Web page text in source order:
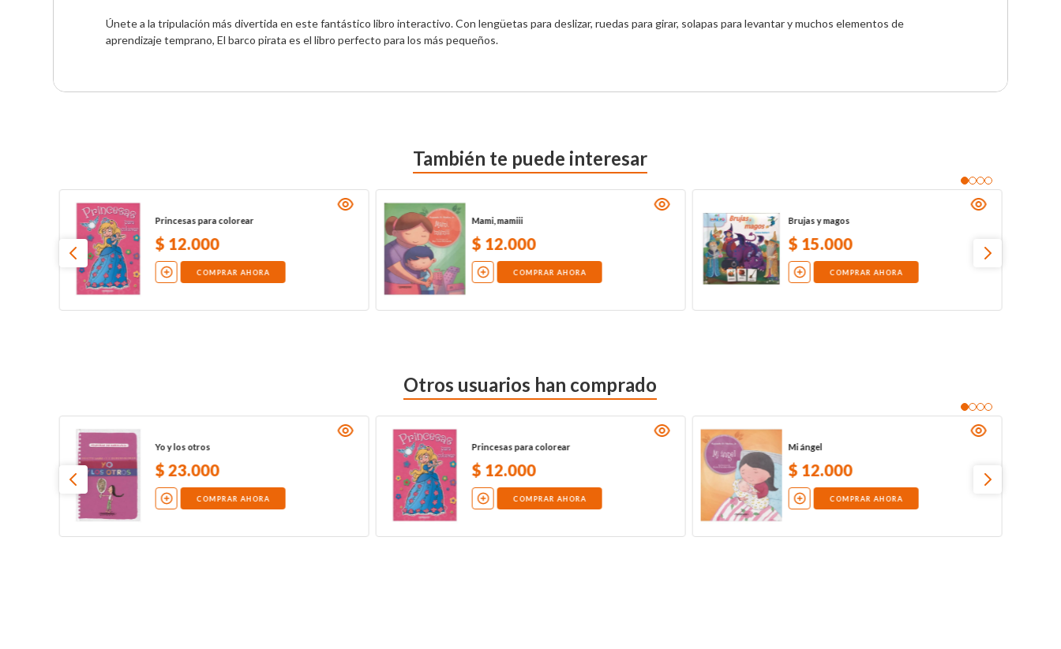
Únete a la tripulación más divertida en este fantástico libro interactivo. Con lengüetas para deslizar, ruedas para girar, solapas para levantar y muchos elementos de
aprendizaje temprano, El barco pirata es el libro perfecto para los más pequeños.
También te puede interesar
Princesas para colorear
$ 12.000
COMPRAR AHORA
Mami, mamiii
$ 12.000
COMPRAR AHORA
Brujas y magos
$ 15.000
COMPRAR AHORA
Otros usuarios han comprado
Yo y los otros
$23.000
COMPRAR AHORA
Princesas para colorear
$ 12.000
COMPRAR AHORA
Mi ángel
$ 12.000
COMPRAR AHORA